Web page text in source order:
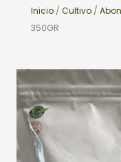
Inicio / Cultivo /
350GR